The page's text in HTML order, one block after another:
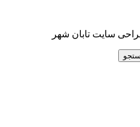
سایت تابان شهر